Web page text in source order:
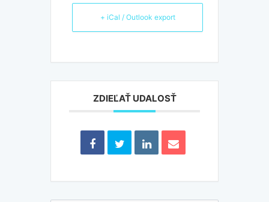
+ iCal / Outlook export
ZDIEĽAŤ UDALOSŤ